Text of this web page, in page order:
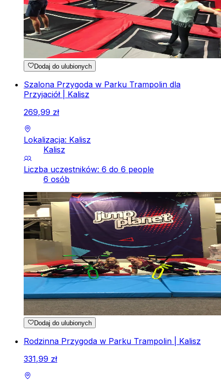
Dodaj do ulubionych
Szalona Przygoda w Parku Trampolin dla
Przyjaciół | Kalisz
269,99 zł
Lokalizacja: Kalisz
Kalisz
Liczba uczestników: 6 do 6 people
6 osób
Dodaj do ulubionych
Rodzinna Przygoda w Parku Trampolin | Kalisz
331,99 zł